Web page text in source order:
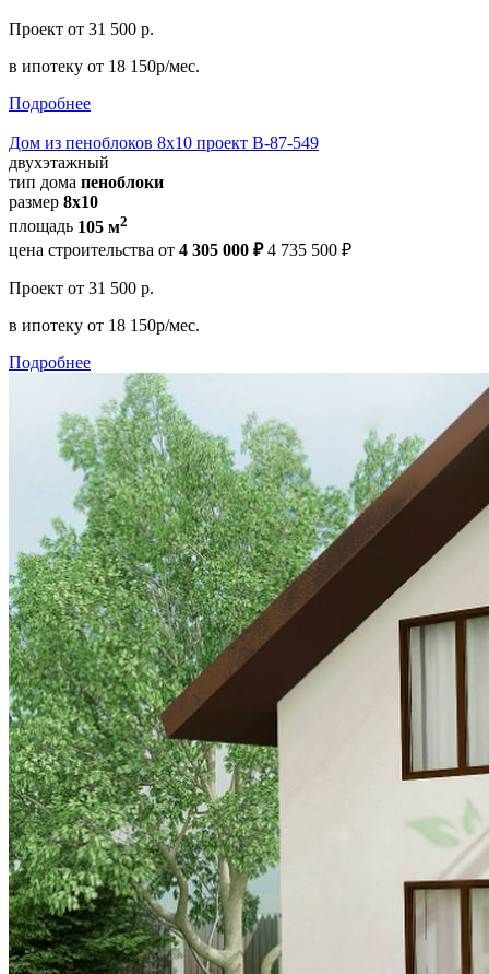
Проект от 31 500 р.
в ипотеку от 18 150р/мес.
Подробнее
Дом из пеноблоков 8х10 проект В-87-549
двухэтажный
тип дома пеноблоки
размер 8х10
площадь 105 м2
цена строительства от 4 305 000 ₽ 4 735 500 ₽
Проект от 31 500 р.
в ипотеку от 18 150р/мес.
Подробнее